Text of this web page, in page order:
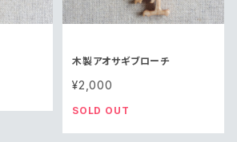
木製アオサギブローチ
¥2,000
SOLD OUT